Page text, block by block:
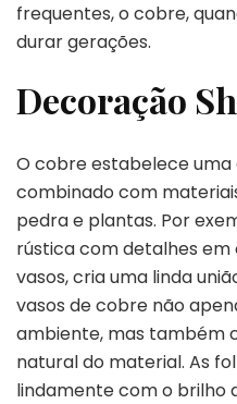
frequentes, o cobre,
durar gerações.
Decoração
O cobre estabelece
combinado com
pedra e plantas. Por
rústica com detalhes
vasos, cria uma linda
vasos de cobre não
ambiente, mas também
natural do material. As
lindamente com o brilho